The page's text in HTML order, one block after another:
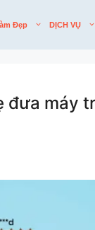
Đẹp DỊCH VỤ
đưa máy